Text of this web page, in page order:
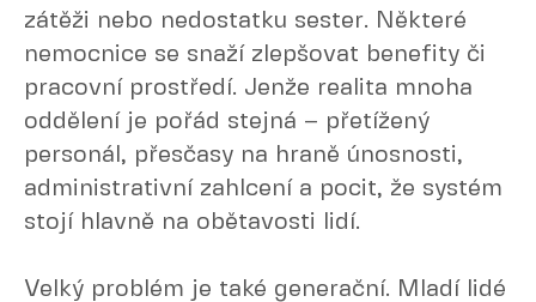
zátěži nebo nedostatku sester. Některé
nemocnice se snaží zlepšovat benefity či
pracovní prostředí. Jenže realita mnoha
oddělení je pořád stejná – přetížený
personál, přesčasy na hraně únosnosti,
administrativní zahlcení a pocit, že systém
stojí hlavně na obětavosti lidí.
Velký problém je také generační. Mladí lidé